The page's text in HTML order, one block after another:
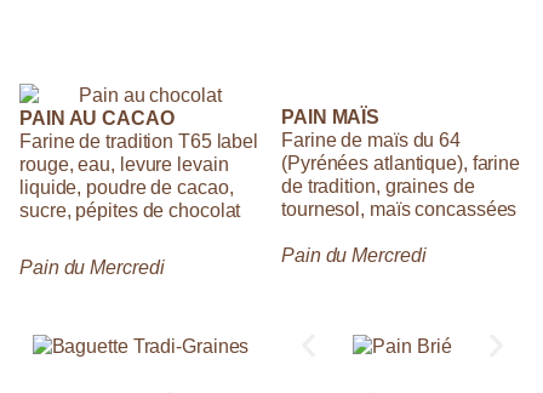
PAIN AU CACAO
Farine de tradition T65 label
rouge, eau, levure levain
liquide, poudre de cacao,
sucre, pépites de chocolat
Pain du Mercredi
PAIN MAÏS
Farine de maïs du 64
(Pyrénées atlantique), farine
de tradition, graines de
tournesol, maïs concassées
Pain du Mercredi